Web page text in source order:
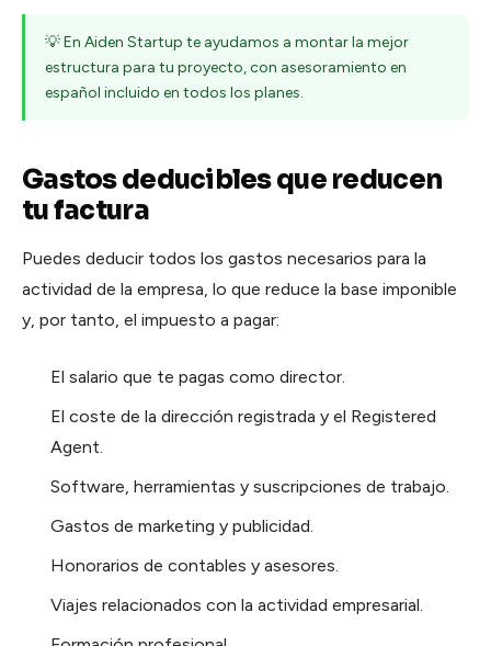
💡 En Aiden Startup te ayudamos a montar la mejor
estructura para tu proyecto, con asesoramiento en
español incluido en todos los planes.
Gastos deducibles que reducen
tu factura
Puedes deducir todos los gastos necesarios para la
actividad de la empresa, lo que reduce la base imponible
y, por tanto, el impuesto a pagar:
El salario que te pagas como director.
El coste de la dirección registrada y el Registered
Agent.
Software, herramientas y suscripciones de trabajo.
Gastos de marketing y publicidad.
Honorarios de contables y asesores.
Viajes relacionados con la actividad empresarial.